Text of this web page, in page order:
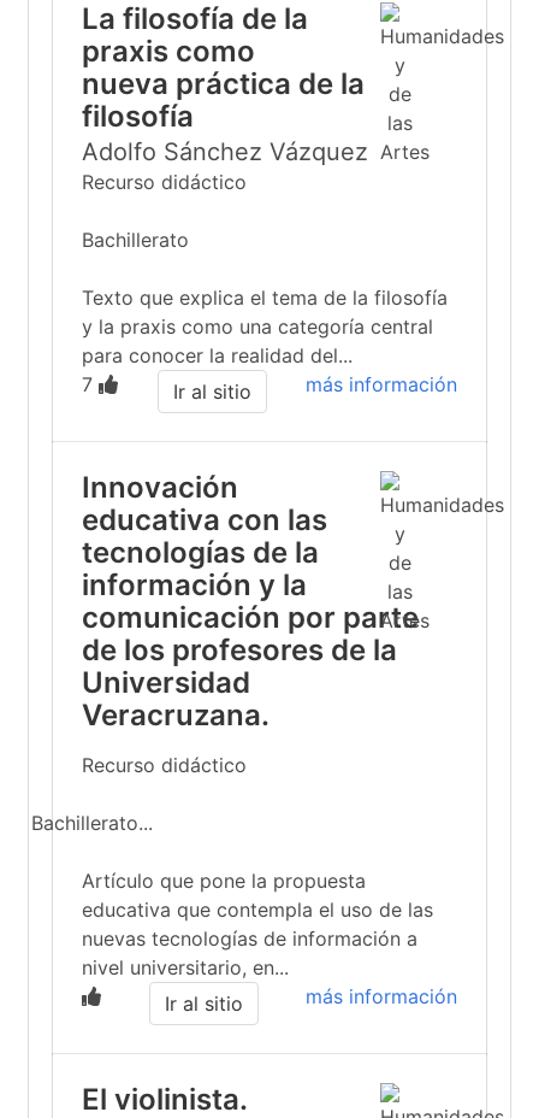
La filosofía de la
praxis como
nueva práctica de la
filosofía
Adolfo Sánchez Vázquez
Recurso didáctico
Bachillerato
Texto que explica el tema de la filosofía
y la praxis como una categoría central
para conocer la realidad del...
7
más información
Ir al sitio
Innovación
educativa con las
tecnologías de la
información y la
comunicación por parte
de los profesores de la
Universidad
Veracruzana.
Recurso didáctico
Bachillerato...
Artículo que pone la propuesta
educativa que contempla el uso de las
nuevas tecnologías de información a
nivel universitario, en...
más información
Ir al sitio
El violinista.